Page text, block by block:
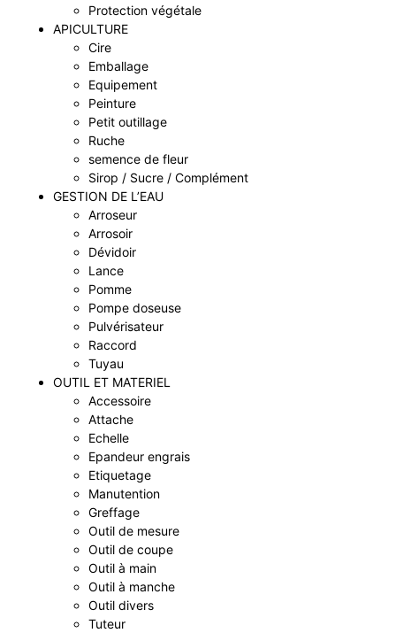
Protection végétale
APICULTURE
Cire
Emballage
Equipement
Peinture
Petit outillage
Ruche
semence de fleur
Sirop / Sucre / Complément
GESTION DE L’EAU
Arroseur
Arrosoir
Dévidoir
Lance
Pomme
Pompe doseuse
Pulvérisateur
Raccord
Tuyau
OUTIL ET MATERIEL
Accessoire
Attache
Echelle
Epandeur engrais
Etiquetage
Manutention
Greffage
Outil de mesure
Outil de coupe
Outil à main
Outil à manche
Outil divers
Tuteur